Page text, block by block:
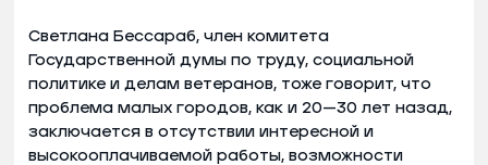
Светлана Бессараб, член комитета
Государственной думы по труду, социальной
политике и делам ветеранов, тоже говорит, что
проблема малых городов, как и 20—30 лет назад,
заключается в отсутствии интересной и
высокооплачиваемой работы, возможности